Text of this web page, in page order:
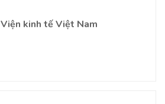
Viện kinh tế Việt Nam